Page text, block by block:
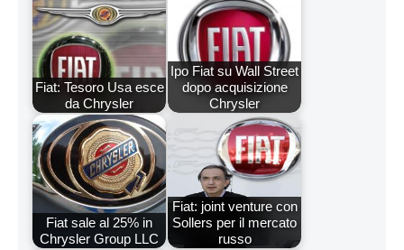
Fiat: Tesoro Usa esce
da Chrysler
Ipo Fiat su Wall Street
dopo acquisizione
Chrysler
Fiat sale al 25% in
Chrysler Group LLC
Fiat: joint venture con
Sollers per il mercato
russo